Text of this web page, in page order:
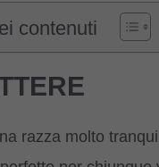
contenuti
razza molto